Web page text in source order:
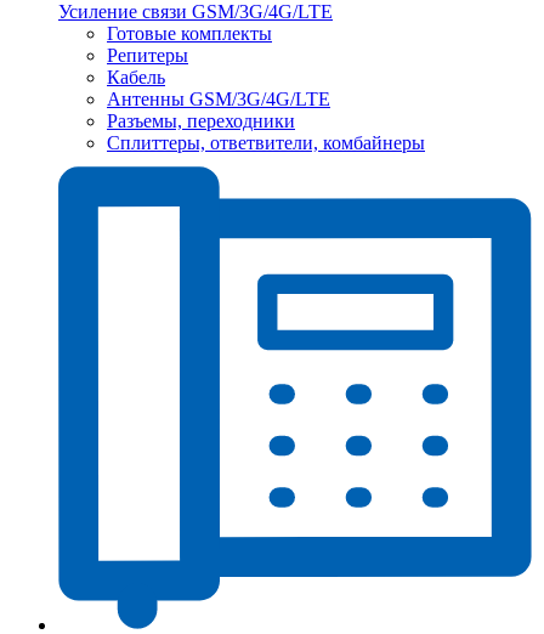
Усиление связи GSM/3G/4G/LTE
Готовые комплекты
Репитеры
Кабель
Антенны GSM/3G/4G/LTE
Разъемы, переходники
Сплиттеры, ответвители, комбайнеры